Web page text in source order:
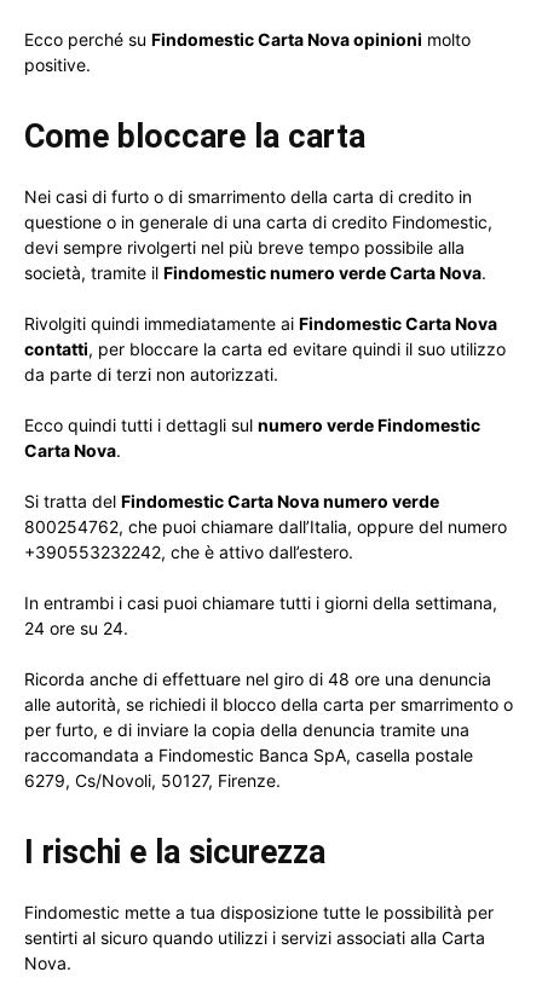
Ecco perché su Findomestic Carta Nova opinioni molto
positive.
Come bloccare la carta
Nei casi di furto o di smarrimento della carta di credito in
questione o in generale di una carta di credito Findomestic,
devi sempre rivolgerti nel più breve tempo possibile alla
società, tramite il Findomestic numero verde Carta Nova.
Rivolgiti quindi immediatamente ai Findomestic Carta Nova
contatti, per bloccare la carta ed evitare quindi il suo utilizzo
da parte di terzi non autorizzati.
Ecco quindi tutti i dettagli sul numero verde Findomestic
Carta Nova.
Si tratta del Findomestic Carta Nova numero verde
800254762, che puoi chiamare dall’Italia, oppure del numero
+390553232242, che è attivo dall’estero.
In entrambi i casi puoi chiamare tutti i giorni della settimana,
24 ore su 24.
Ricorda anche di effettuare nel giro di 48 ore una denuncia
alle autorità, se richiedi il blocco della carta per smarrimento o
per furto, e di inviare la copia della denuncia tramite una
raccomandata a Findomestic Banca SpA, casella postale
6279, Cs/Novoli, 50127, Firenze.
I rischi e la sicurezza
Findomestic mette a tua disposizione tutte le possibilità per
sentirti al sicuro quando utilizzi i servizi associati alla Carta
Nova.